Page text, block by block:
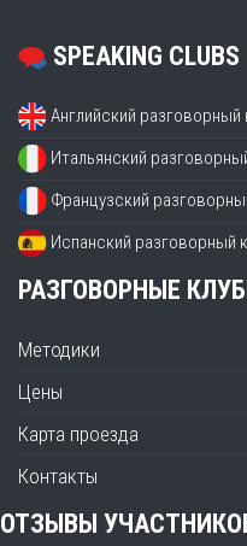
SPEAKING CLUBS
Английский разговорный
Итальянский
Французский
Испанский разговорный
РАЗГОВОРНЫЕ
Методики
Цены
Карта проезда
Контакты
ОТЗЫВЫ